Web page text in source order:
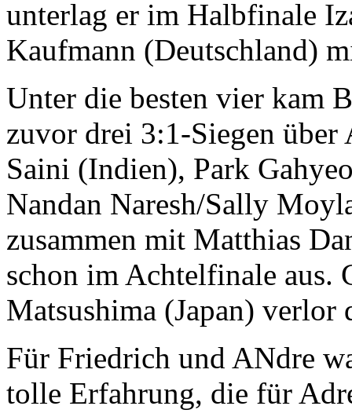
unterlag er im Halbfinale
Kaufmann (Deutschland)
Unter die besten vier kam
zuvor drei 3:1-Siegen über
Saini (Indien), Park
Nandan Naresh/Sally
zusammen mit Matthias
schon im Achtelfinale aus.
Matsushima (Japan)
Für Friedrich und ANdre
tolle Erfahrung, die für